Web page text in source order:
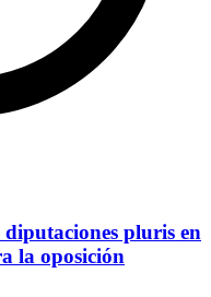
pluris en
la oposición